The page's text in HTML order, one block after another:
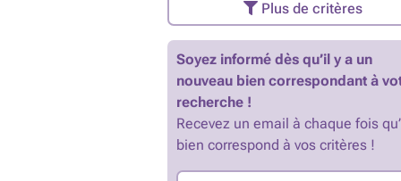
Plus de critères
Soyez informé dès qu’il y a un
nouveau bien correspondant à
recherche !
Recevez un email à chaque fois
bien correspond à vos critères !